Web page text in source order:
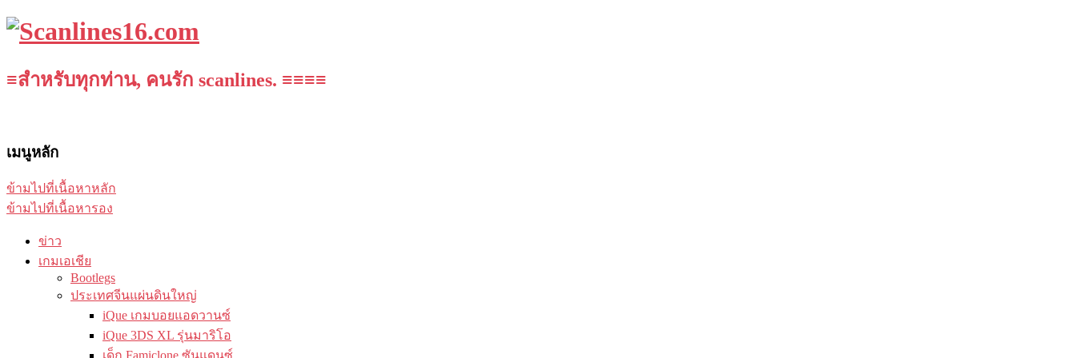
≡สำหรับทุกท่าน, คนรัก scanlines. ≡≡≡≡
เมนูหลัก
ข้ามไปที่เนื้อหาหลัก
ข้ามไปที่เนื้อหารอง
ข่าว
เกมเอเชีย
Bootlegs
ประเทศจีนแผ่นดินใหญ่
iQue เกมบอยแอดวานซ์
iQue 3DS XL รุ่นมาริโอ